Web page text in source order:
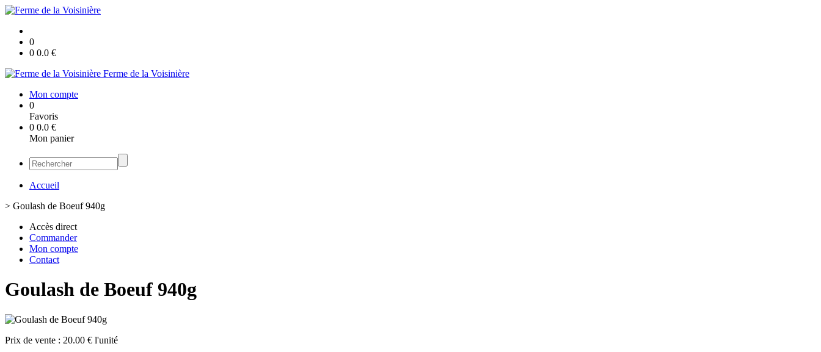
0
0 0.0 €
Ferme de la Voisinière
Mon compte
0
Favoris
0 0.0 €
Mon panier
Accueil
> Goulash de Boeuf 940g
Accès direct
Commander
Mon compte
Contact
Goulash de Boeuf 940g
Prix de vente : 20.00 € l'unité